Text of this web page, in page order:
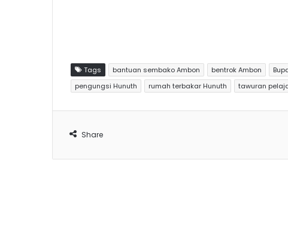
Tags bantuan sembako Ambon bentrok Ambon
pengungsi Hunuth
rumah terbakar Hunuth tawuran
Share